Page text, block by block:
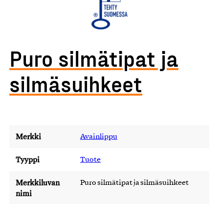
Puro silmätipat ja
silmäsuihkeet
Merkki Avainlippu
Tyyppi Tuote
Merkkiluvan
nimi
Puro silmätipat ja silmäsuihkeet